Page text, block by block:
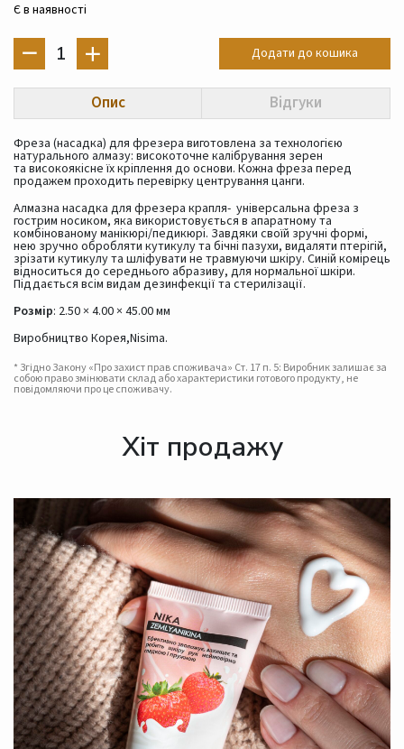
Є в наявності
1 Додати до кошика
Опис Відгуки
Фреза (насадка) для фрезера виготовлена за технологією
натурального алмазу: високоточне калібрування зерен
та високоякісне їх кріплення до основи. Кожна фреза перед
продажем проходить перевірку центрування цанги.
Алмазна насадка для фрезера крапля- універсальна фреза з
гострим носиком, яка використовується в апаратному та
комбінованому манікюрі/педикюрі. Завдяки своїй зручні формі,
нею зручно обробляти кутикулу та бічні пазухи, видаляти птерігій,
зрізати кутикулу та шліфувати не травмуючи шкіру. Синій комірець
відноситься до середнього абразиву, для нормальної шкіри.
Піддається всім видам дезинфекції та стерилізації.
Розмір: 2.50 × 4.00 × 45.00 мм
Виробництво Корея,Nisima.
* Згідно Закону «Про захист прав споживача» Ст. 17 п. 5: Виробник залишає за
собою право змінювати склад або характеристики готового продукту, не
повідомляючи про це споживачу.
Хіт продажу